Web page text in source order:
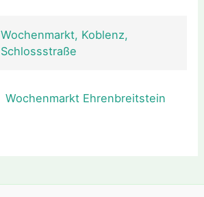
Wochenmarkt, Koblenz,
Schlossstraße
Wochenmarkt Ehrenbreitstein